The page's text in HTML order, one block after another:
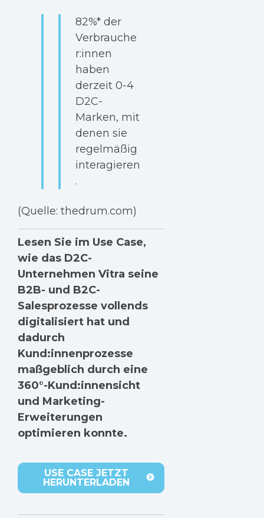
82%* der
Verbrauche
r:innen
haben
derzeit 0-4
D2C-
Marken, mit
denen sie
regelmäßig
interagieren
.
(Quelle: thedrum.com)
Lesen Sie im Use Case,
wie das D2C-
Unternehmen Vitra seine
B2B- und B2C-
Salesprozesse vollends
digitalisiert hat und
dadurch
Kund:innenprozesse
maßgeblich durch eine
360°-Kund:innensicht
und Marketing-
Erweiterungen
optimieren konnte.
USE CASE JETZT
HERUNTERLADEN